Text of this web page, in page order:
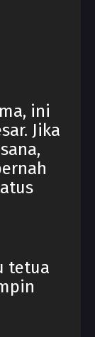
ini
Jika
tetua